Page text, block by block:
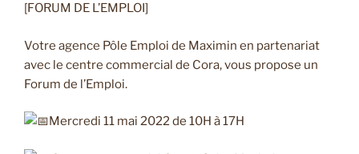
[FORUM DE L’EMPLOI]
Votre agence Pôle Emploi de Maximin en partenariat
avec le centre commercial de Cora, vous propose un
Forum de l’Emploi.
Mercredi 11 mai 2022 de 10H à 17H